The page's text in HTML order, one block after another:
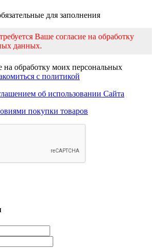
для заполнения
Ваше согласие на обработку
данных.
на обработку моих персональных
с политикой
об использовании Сайта
покупки товаров